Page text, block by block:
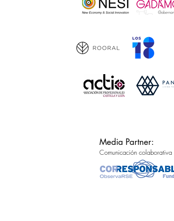
Media Partner:
Comunicación colaborativa